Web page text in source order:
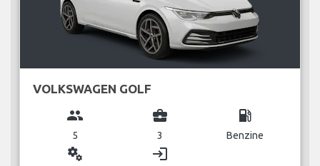
VOLKSWAGEN GOLF
group
5
business_center
3
local_gas_station
Benzine
miscellaneous_services login